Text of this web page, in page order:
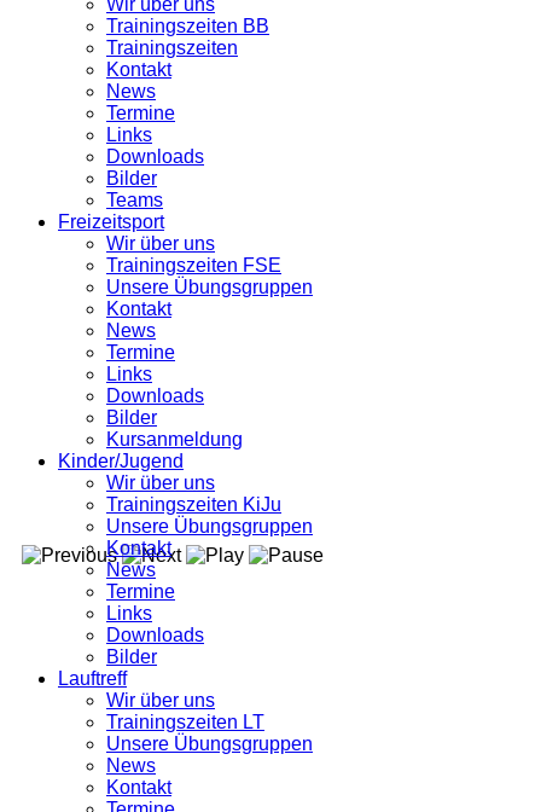
Trainingszeiten BB
Trainingszeiten
Kontakt
News
Termine
Links
Downloads
Bilder
Teams
Freizeitsport
Wir über uns
Trainingszeiten FSE
Unsere Übungsgruppen
Kontakt
News
Termine
Links
Downloads
Bilder
Kursanmeldung
Kinder/Jugend
Wir über uns
Trainingszeiten KiJu
Unsere Übungsgruppen
Kontakt
News
Termine
Links
Downloads
Bilder
Lauftreff
Wir über uns
Trainingszeiten LT
Unsere Übungsgruppen
News
Kontakt